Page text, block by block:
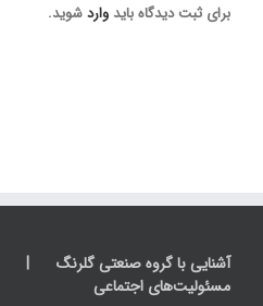
برای ثبت دیدگاه باید واردشوید.
آشنایی با گروه صنعتی گلرنگ
مسئولیت‌های اجتماعی